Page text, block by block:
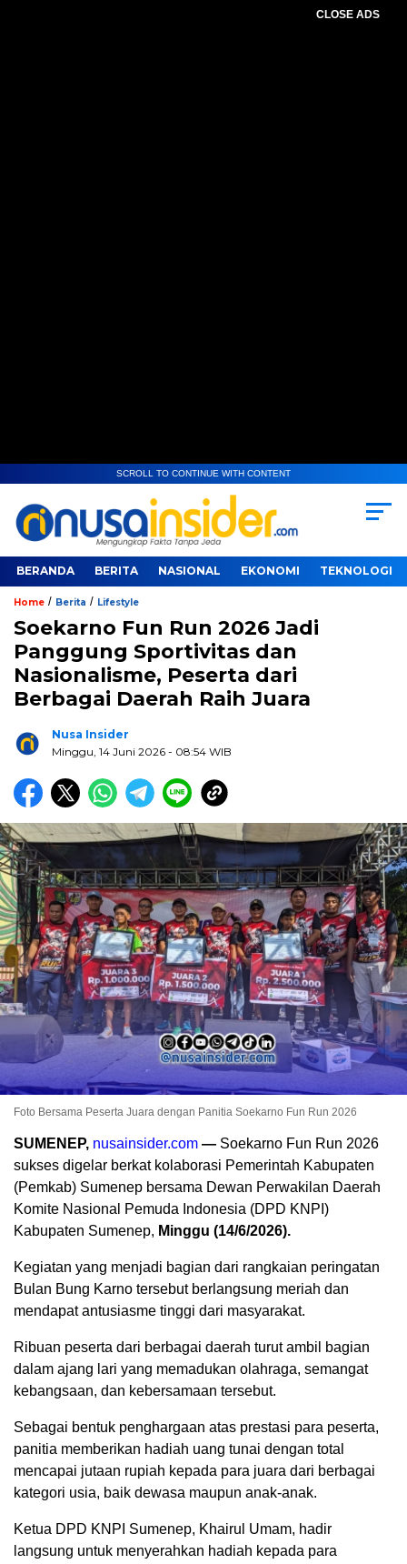
CLOSE ADS
SCROLL TO CONTINUE WITH CONTENT
BERANDA BERITA NASIONAL EKONOMI TEKNOLOGI
Home / Berita / Lifestyle
Soekarno Fun Run 2026 Jadi
Panggung Sportivitas dan
Nasionalisme, Peserta dari
Berbagai Daerah Raih Juara
Nusa Insider
Minggu, 14 Juni 2026 - 08:54 WIB
Foto Bersama Peserta Juara dengan Panitia Soekarno Fun Run 2026
SUMENEP, nusainsider.com — Soekarno Fun Run 2026
sukses digelar berkat kolaborasi Pemerintah Kabupaten
(Pemkab) Sumenep bersama Dewan Perwakilan Daerah
Komite Nasional Pemuda Indonesia (DPD KNPI)
Kabupaten Sumenep, Minggu (14/6/2026).
Kegiatan yang menjadi bagian dari rangkaian peringatan
Bulan Bung Karno tersebut berlangsung meriah dan
mendapat antusiasme tinggi dari masyarakat.
Ribuan peserta dari berbagai daerah turut ambil bagian
dalam ajang lari yang memadukan olahraga, semangat
kebangsaan, dan kebersamaan tersebut.
Sebagai bentuk penghargaan atas prestasi para peserta,
panitia memberikan hadiah uang tunai dengan total
mencapai jutaan rupiah kepada para juara dari berbagai
kategori usia, baik dewasa maupun anak-anak.
Ketua DPD KNPI Sumenep, Khairul Umam, hadir
langsung untuk menyerahkan hadiah kepada para